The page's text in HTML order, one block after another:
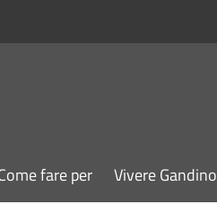
fare per Vivere Gandino